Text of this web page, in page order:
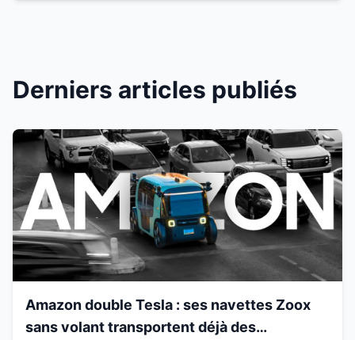
Derniers articles publiés
Amazon double Tesla : ses navettes Zoox
sans volant transportent déjà des